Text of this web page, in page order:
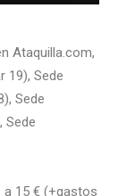
Ataquilla.com,
19), Sede
Sede
Sede
a 15 € (+gastos